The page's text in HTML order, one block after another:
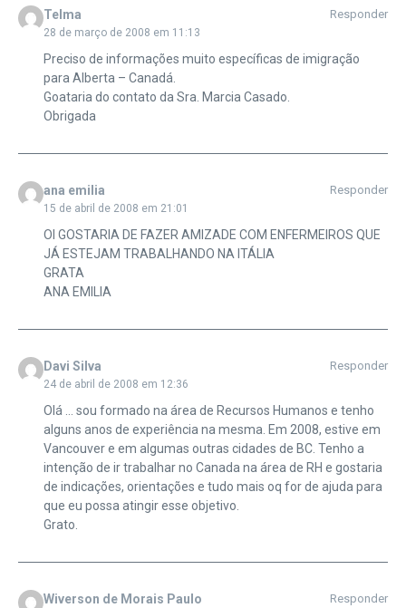
Telma
28 de março de 2008 em 11:13
Responder
Preciso de informações muito específicas de imigração
para Alberta – Canadá.
Goataria do contato da Sra. Marcia Casado.
Obrigada
ana emilia
15 de abril de 2008 em 21:01
Responder
OI GOSTARIA DE FAZER AMIZADE COM ENFERMEIROS QUE
JÁ ESTEJAM TRABALHANDO NA ITÁLIA
GRATA
ANA EMILIA
Davi Silva
24 de abril de 2008 em 12:36
Responder
Olá … sou formado na área de Recursos Humanos e tenho
alguns anos de experiência na mesma. Em 2008, estive em
Vancouver e em algumas outras cidades de BC. Tenho a
intenção de ir trabalhar no Canada na área de RH e gostaria
de indicações, orientações e tudo mais oq for de ajuda para
que eu possa atingir esse objetivo.
Grato.
Wiverson de Morais Paulo Responder